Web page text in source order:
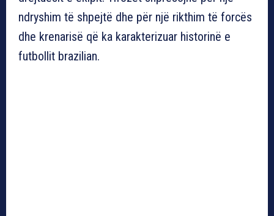
ndryshim të shpejtë dhe për një rikthim të forcës
dhe krenarisë që ka karakterizuar historinë e
futbollit brazilian.